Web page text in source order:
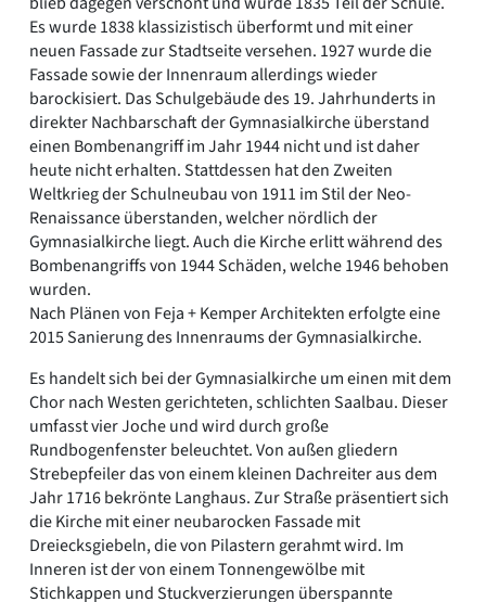
Es wurde 1838 klassizistisch überformt und mit einer
neuen Fassade zur Stadtseite versehen. 1927 wurde die
Fassade sowie der Innenraum allerdings wieder
barockisiert. Das Schulgebäude des 19. Jahrhunderts in
direkter Nachbarschaft der Gymnasialkirche überstand
einen Bombenangriff im Jahr 1944 nicht und ist daher
heute nicht erhalten. Stattdessen hat den Zweiten
Weltkrieg der Schulneubau von 1911 im Stil der Neo-
Renaissance überstanden, welcher nördlich der
Gymnasialkirche liegt. Auch die Kirche erlitt während des
Bombenangriffs von 1944 Schäden, welche 1946 behoben
wurden.
Nach Plänen von Feja + Kemper Architekten erfolgte eine
2015 Sanierung des Innenraums der Gymnasialkirche.
Es handelt sich bei der Gymnasialkirche um einen mit dem
Chor nach Westen gerichteten, schlichten Saalbau. Dieser
umfasst vier Joche und wird durch große
Rundbogenfenster beleuchtet. Von außen gliedern
Strebepfeiler das von einem kleinen Dachreiter aus dem
Jahr 1716 bekrönte Langhaus. Zur Straße präsentiert sich
die Kirche mit einer neubarocken Fassade mit
Dreiecksgiebeln, die von Pilastern gerahmt wird. Im
Inneren ist der von einem Tonnengewölbe mit
Stichkappen und Stuckverzierungen überspannte